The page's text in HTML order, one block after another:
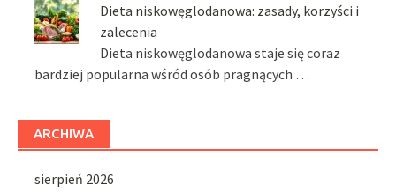
Dieta niskowęglodanowa: zasady, korzyści i
zalecenia
Dieta niskowęglodanowa staje się coraz
bardziej popularna wśród osób pragnących …
ARCHIWA
sierpień 2026